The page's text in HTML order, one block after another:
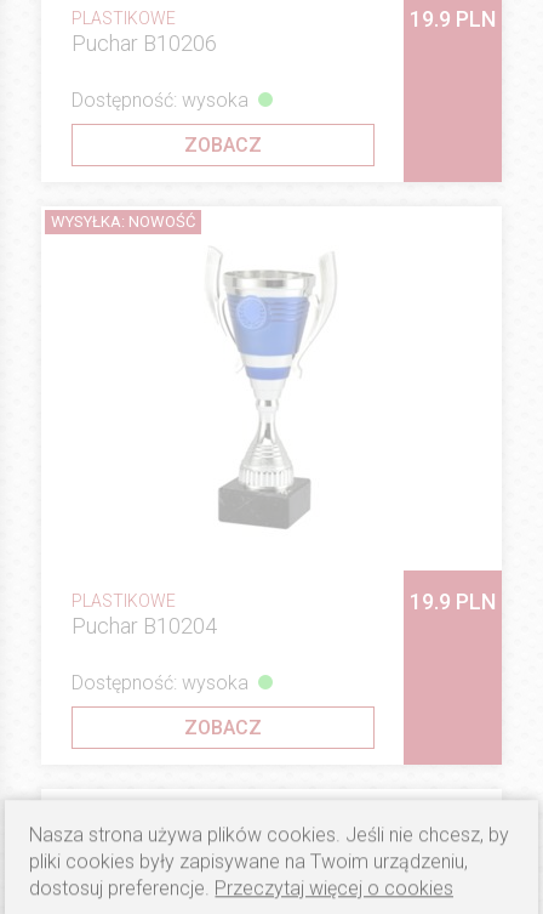
PLASTIKOWE
Puchar B10206
19.9 PLN
Dostępność: wysoka
ZOBACZ
PLASTIKOWE
Puchar B10204
19.9 PLN
Dostępność: wysoka
ZOBACZ
WYSYŁKA: NOWOŚĆ
Nasza strona używa plików cookies. Jeśli nie chcesz, by
pliki cookies były zapisywane na Twoim urządzeniu,
dostosuj preferencje. Przeczytaj więcej o cookies